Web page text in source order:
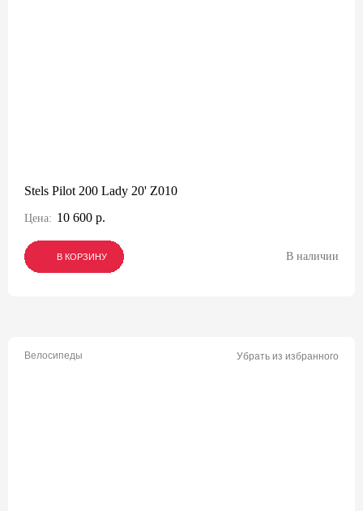
Stels Pilot 200 Lady 20' Z010
Цена: 10 600 р.
В КОРЗИНУ
В КОРЗИНУ
В КОРЗИНУ В наличии
Велосипеды Убрать из избранного